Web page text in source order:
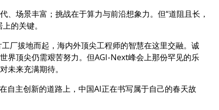
场景丰富；挑战在于算力与前沿想象力。但“道阻且长，
的关键。
厂拔地而起，海内外顶尖工程师的智慧在这里交融。诚
界顶尖仍需艰苦努力。但AGI-Next峰会上那份罕见的乐
未来充满期待。
自主创新的道路上，中国AI正在书写属于自己的春天故